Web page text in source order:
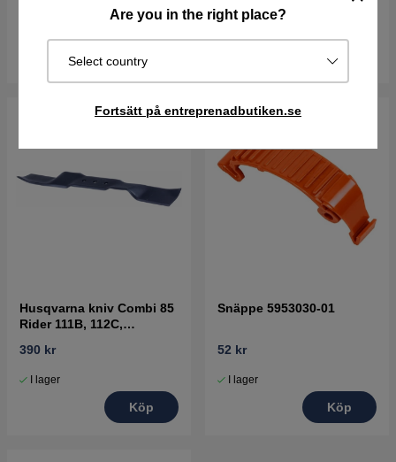
Are you in the right place?
Select country
Fortsätt på entreprenadbutiken.se
Köp
Best. vara. Skickas om 2-5
Husqvarna kniv Combi 85
Rider 111B, 112C,
390 kr
I lager
Köp
Snäppe 5953030-01
52 kr
I lager
Köp